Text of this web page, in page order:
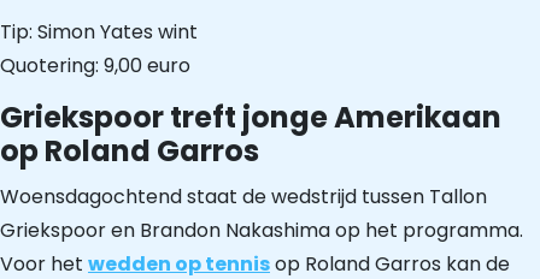
Tip: Simon Yates wint
Quotering: 9,00 euro
Griekspoor treft jonge Amerikaan
op Roland Garros
Woensdagochtend staat de wedstrijd tussen Tallon
Griekspoor en Brandon Nakashima op het programma.
Voor het wedden op tennisop Roland Garros kan de